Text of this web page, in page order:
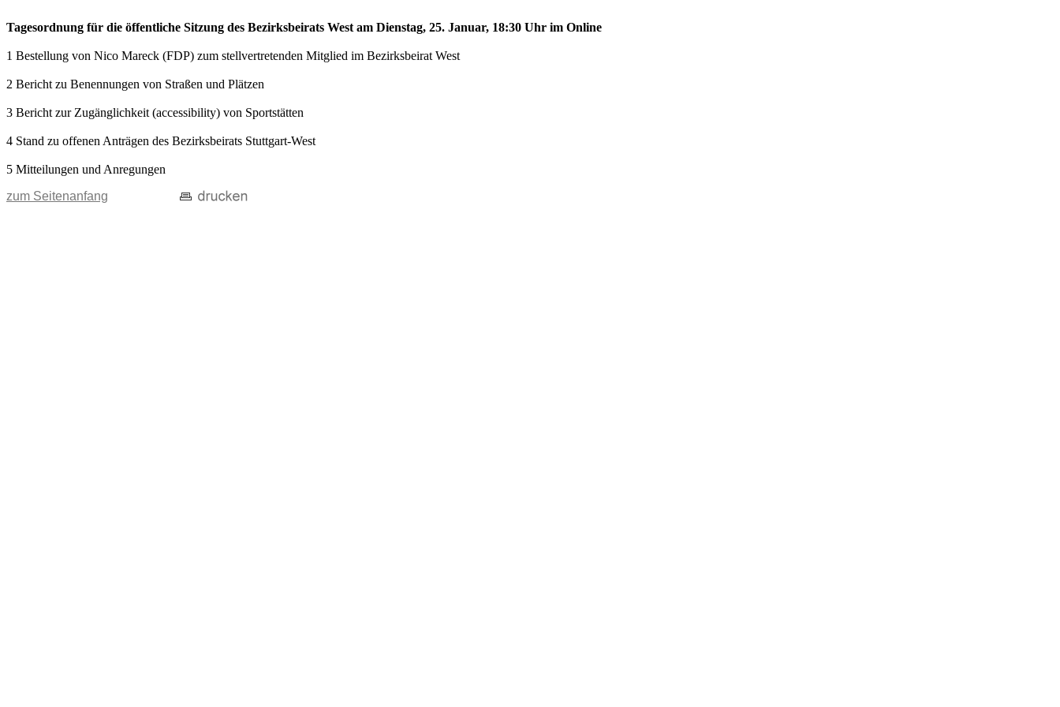
Tagesordnung für die öffentliche Sitzung des Bezirksbeirats West am Dienstag, 25. Januar, 18:30 Uhr im Online
1 Bestellung von Nico Mareck (FDP) zum stellvertretenden Mitglied im Bezirksbeirat West
2 Bericht zu Benennungen von Straßen und Plätzen
3 Bericht zur Zugänglichkeit (accessibility) von Sportstätten
4 Stand zu offenen Anträgen des Bezirksbeirats Stuttgart-West
5 Mitteilungen und Anregungen
zum Seitenanfang